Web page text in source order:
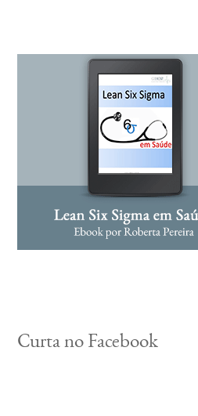
Curta no Facebook